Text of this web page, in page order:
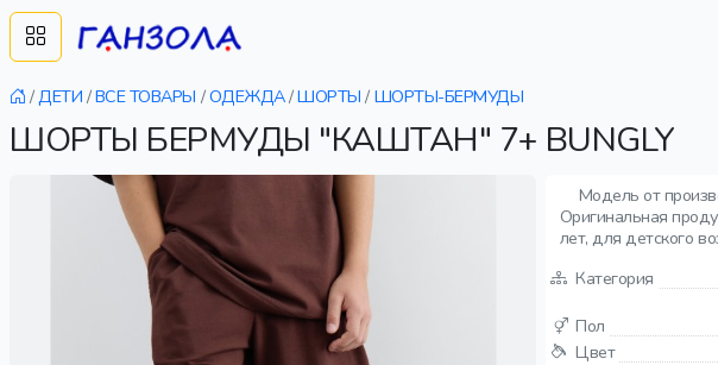
/ДЕТИ /ВСЕ ТОВАРЫ /ОДЕЖДА/ШОРТЫ / ШОРТЫ-БЕРМУДЫ
ШОРТЫ БЕРМУДЫ "КАШТАН" 7+ BUNGLY
Модель от
Оригинальная
лет, для детского
Категория
Пол
Цвет